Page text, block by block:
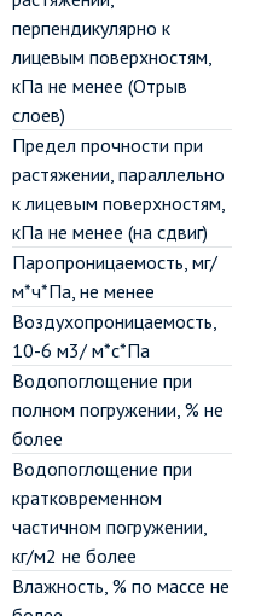
перпендикулярно к
лицевым поверхностям,
кПа не менее (Отрыв
слоев)
Предел прочности при
растяжении, параллельно
к лицевым поверхностям,
кПа не менее (на сдвиг)
Паропроницаемость, мг/
м*ч*Па, не менее
Воздухопроницаемость,
10-6 м3/ м*с*Па
Водопоглощение при
полном погружении, % не
более
Водопоглощение при
кратковременном
частичном погружении,
кг/м2 не более
Влажность, % по массе не